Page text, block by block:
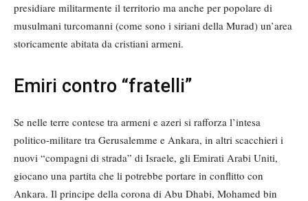
presidiare militarmente il territorio ma anche per popolare di
musulmani turcomanni (come sono i siriani della Murad) un’area
storicamente abitata da cristiani armeni.
Emiri contro “fratelli”
Se nelle terre contese tra armeni e azeri si rafforza l’intesa
politico-militare tra Gerusalemme e Ankara, in altri scacchieri i
nuovi “compagni di strada” di Israele, gli Emirati Arabi Uniti,
giocano una partita che li potrebbe portare in conflitto con
Ankara. Il principe della corona di Abu Dhabi, Mohamed bin